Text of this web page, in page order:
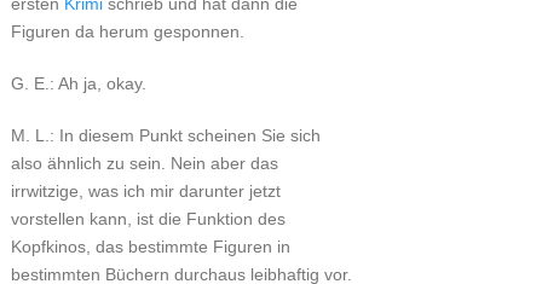
Figuren da herum gesponnen.
G. E.: Ah ja, okay.
M. L.: In diesem Punkt scheinen Sie sich
also ähnlich zu sein. Nein aber das
irrwitzige, was ich mir darunter jetzt
vorstellen kann, ist die Funktion des
Kopfkinos, das bestimmte Figuren in
bestimmten Büchern durchaus leibhaftig vor.